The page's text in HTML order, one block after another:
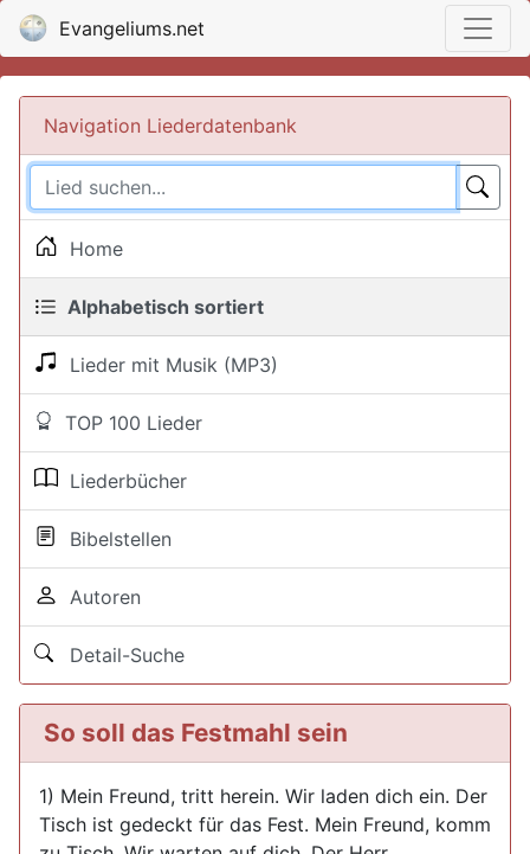
Evangeliums.net
Navigation Liederdatenbank
Home
Alphabetisch sortiert
Lieder mit Musik (MP3)
TOP 100 Lieder
Liederbücher
Bibelstellen
Autoren
Detail-Suche
So soll das Festmahl sein
1) Mein Freund, tritt herein. Wir laden dich ein. Der
Tisch ist gedeckt für das Fest. Mein Freund, komm